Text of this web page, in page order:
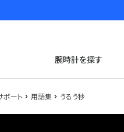
腕時計を探す
ポート 用語集 うるう秒